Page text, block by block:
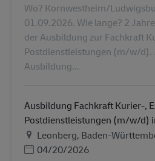
Wo? Kornwestheim/
01.09.2026. Wie lange? 2
der Ausbildung zur Fachkraft
Postdienstleistungen (m/w/d).
Ausbildung...
Ausbildung Fachkraft Kurier-,
Postdienstleistungen (m/w/d)
Ubicación
Leonberg, Baden-
Posted Date
04/20/2026